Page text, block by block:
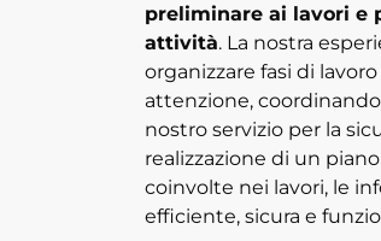
preliminare ai lavori e
attività. La nostra
organizzare fasi di
attenzione,
nostro servizio per la
realizzazione di un
coinvolte nei lavori, le
efficiente, sicura e